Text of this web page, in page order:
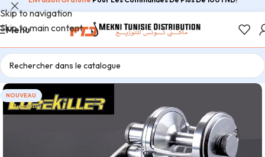
Skip to navigation
Skip to main content
Menu
NOUVEAU